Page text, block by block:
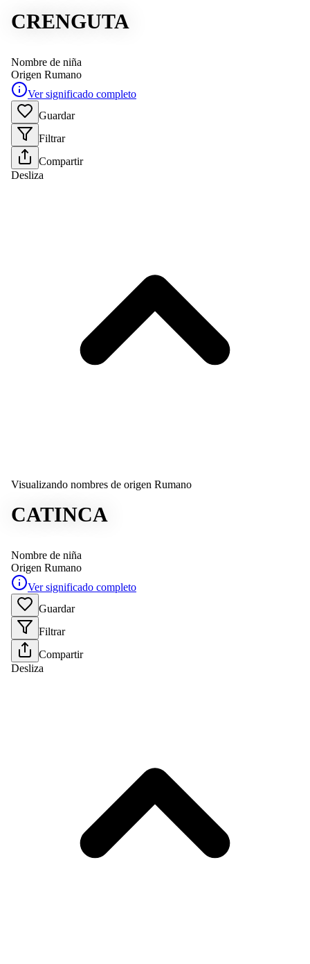
CRENGUTA
Nombre de niña
Origen Rumano
Ver significado completo
Guardar
Filtrar
Compartir
Desliza
Visualizando nombres de origen Rumano
CATINCA
Nombre de niña
Origen Rumano
Ver significado completo
Guardar
Filtrar
Compartir
Desliza